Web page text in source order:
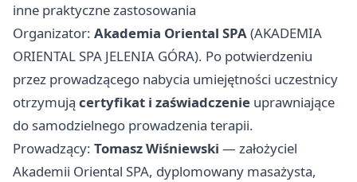
inne praktyczne zastosowania
Organizator: Akademia Oriental SPA(AKADEMIA
ORIENTAL SPA JELENIA GÓRA). Po potwierdzeniu
przez prowadzącego nabycia umiejętności uczestnicy
otrzymują certyfikat i zaświadczenie uprawniające
do samodzielnego prowadzenia terapii.
Prowadzący: Tomasz Wiśniewski — założyciel
Akademii Oriental SPA, dyplomowany masażysta,